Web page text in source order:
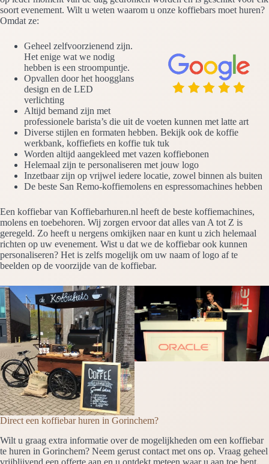
soort evenement. Wilt u weten waarom u onze koffiebars moet huren?
Omdat ze:
Geheel zelfvoorzienend zijn.
Het enige wat we nodig
hebben is een stroompuntje.
Opvallen door het hoogglans
design en de LED
verlichting
Altijd bemand zijn met
professionele barista’s die uit de voeten kunnen met latte art
Diverse stijlen en formaten hebben. Bekijk ook de koffie
werkbank, koffiefiets en koffie tuk tuk
Worden altijd aangekleed met vazen koffiebonen
Helemaal zijn te personaliseren met jouw logo
Inzetbaar zijn op vrijwel iedere locatie, zowel binnen als buiten
De beste San Remo-koffiemolens en espressomachines hebben
Een koffiebar van Koffiebarhuren.nl heeft de beste koffiemachines,
molens en toebehoren. Wij zorgen ervoor dat alles van A tot Z is
geregeld. Zo heeft u nergens omkijken naar en kunt u zich helemaal
richten op uw evenement. Wist u dat we de koffiebar ook kunnen
personaliseren? Het is zelfs mogelijk om uw naam of logo af te
beelden op de voorzijde van de koffiebar.
Direct een koffiebar huren in Gorinchem?
Wilt u graag extra informatie over de mogelijkheden om een koffiebar
te huren in Gorinchem? Neem gerust contact met ons op. Vraag geheel
vrijblijvend een offerte aan en u ontdekt meteen waar u aan toe bent.